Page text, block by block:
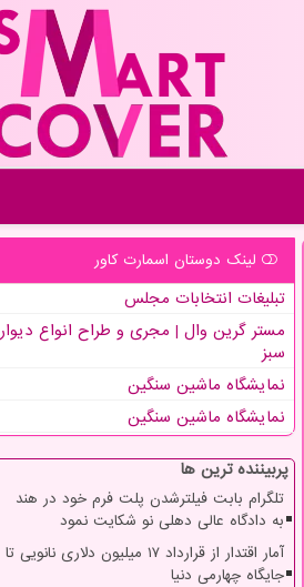
لینک دوستان اسمارت كاور
تبلیغات انتخابات مجلس
مستر گرین وال | مجری و طراح انواع دیوار
سبز
نمایشگاه ماشین سنگین
نمایشگاه ماشین سنگین
پربیننده ترین ها
تلگرام بابت فیلترشدن پلت فرم خود در هند
به دادگاه عالی دهلی نو شکایت نمود
آمار اقتدار از قرارداد ۱۷ میلیون دلاری نانویی تا
جایگاه چهارمی دنیا